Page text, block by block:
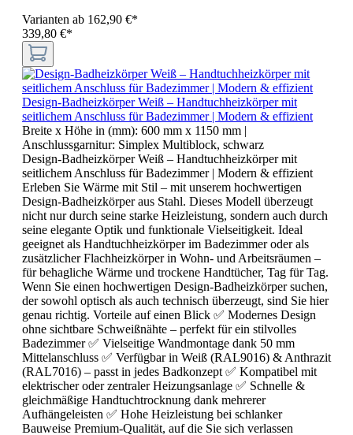
Varianten ab 162,90 €*
339,80 €*
Design-Badheizkörper Weiß – Handtuchheizkörper mit
seitlichem Anschluss für Badezimmer | Modern & effizient
Breite x Höhe in (mm): 600 mm x 1150 mm |
Anschlussgarnitur: Simplex Multiblock, schwarz
Design-Badheizkörper Weiß – Handtuchheizkörper mit
seitlichem Anschluss für Badezimmer | Modern & effizient
Erleben Sie Wärme mit Stil – mit unserem hochwertigen
Design-Badheizkörper aus Stahl. Dieses Modell überzeugt
nicht nur durch seine starke Heizleistung, sondern auch durch
seine elegante Optik und funktionale Vielseitigkeit. Ideal
geeignet als Handtuchheizkörper im Badezimmer oder als
zusätzlicher Flachheizkörper in Wohn- und Arbeitsräumen –
für behagliche Wärme und trockene Handtücher, Tag für Tag.
Wenn Sie einen hochwertigen Design-Badheizkörper suchen,
der sowohl optisch als auch technisch überzeugt, sind Sie hier
genau richtig. Vorteile auf einen Blick ✅ Modernes Design
ohne sichtbare Schweißnähte – perfekt für ein stilvolles
Badezimmer ✅ Vielseitige Wandmontage dank 50 mm
Mittelanschluss ✅ Verfügbar in Weiß (RAL9016) & Anthrazit
(RAL7016) – passt in jedes Badkonzept ✅ Kompatibel mit
elektrischer oder zentraler Heizungsanlage ✅ Schnelle &
gleichmäßige Handtuchtrocknung dank mehrerer
Aufhängeleisten ✅ Hohe Heizleistung bei schlanker
Bauweise Premium-Qualität, auf die Sie sich verlassen